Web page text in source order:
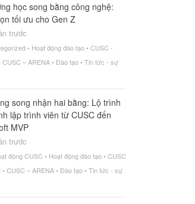
học song bằng công nghệ:
tối ưu cho Gen Z
trước
• Hoạt động đào tạo• CUSC -
CUSC – ARENA• Đào tạo• Tin tức - sự
song nhận hai bằng: Lộ trình
lập trình viên từ CUSC đến
MVP
trước
động CUSC• Hoạt động đào tạo• CUSC
• CUSC – ARENA• Đào tạo• Tin tức - sự